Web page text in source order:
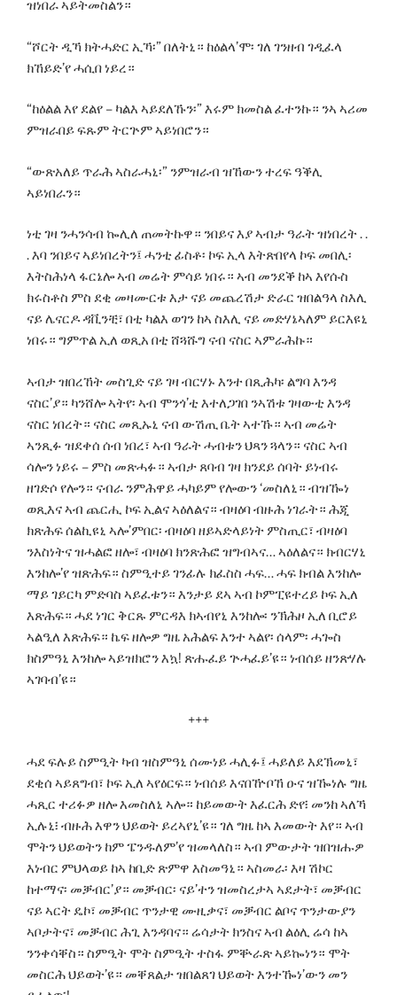
ዝነበራ ኣይትመስልን።
“ሾርት ዲኻ ክትሓድር ኢኻ፡” በለትኒ። ከዕልላ’ሞ፡ ገለ ገንዘብ ገዲፈላ
ክኸይድ’የ ሓሲበ ነይረ።
“ከዕልል እየ ደልየ – ካልእ ኣይደለኹን፡” እሩም ክመስል ፈተንኩ። ንኣ ኣሪመ
ምዝራበይ ፍጹም ትርጕም ኣይነበሮን።
“ውጽአለይ ጥራሕ ኣስራሓኒ፡” ንምዝራብ ዝኸውን ተረፍ ዓቕሊ
ኣይነበራን።
ነቲ ገዛ ንሓንሳብ ኰሊለ ጠመትኩዋ። ንበይና እያ ኣብታ ዓራት ዝነበረት . .
. እባ ንበይና ኣይነበረትን፤ ሓንቲ ፊስቶ፡ ኮፍ ኢላ እትጽበየላ ኮፍ መበሊ፡
እትስሕነላ ፋርኔሎ ኣብ መሬት ምሳይ ነበሩ። ኣብ መንደቕ ከኣ እየሱስ
ክሩስቶስ ምስ ደቂ መዛሙርቱ እታ ናይ መጨረሽታ ድራር ዝበልዓላ ስእሊ
ናይ ሌናርዶ ዳቪንቺ፣ በቲ ካልእ ወገን ከኣ ስእሊ ናይ መድሃኔኣለም ይርእዩኒ
ነበሩ። ግምጥል ኢለ ወጺአ በቲ ሸጓሹግ ናብ ናስር ኣምራሕኩ።
ኣብታ ዝበረኸት መስጊድ ናይ ገዛ ብርሃኑ እንተ በጺሕካ፡ ልግባ እንዳ
ናስር’ያ። ካንሸሎ ኣትየ፡ ኣብ ሞንጎ’ቲ እተለጋገበ ንኣሽቱ ገዛውቲ እንዳ
ናስር ነበረት። ናስር መጺኡኒ ናብ ውሽጢ ቤት ኣተኹ። ኣብ መሬት
ኣንጺፉ ዝደቀሰ ሰብ ነበረ፣ ኣብ ዓራት ሓብቱን ህጻን ጓላን። ናስር ኣብ
ሳሎን ነይሩ – ምስ መጽሓፉ። ኣብታ ጸባብ ገዛ ክንደይ ሰባት ይነብሩ
ዘገድሶ የሎን። ናብራ ንምሕዋይ ሓካይም የሎውን ‘መስለኒ። ብዝዀነ
ወጺእና ኣብ ጨርሒ ኮፍ ኢልና ኣዕለልና። ብዛዕባ ብዙሕ ነገራት። ሕጂ
ክጽሕፍ ሰልኪዩኒ ኣሎ’ምበር፡ ብዛዕባ ዘይኣድላይነት ምስጢር፣ ብዛዕባ
ንእስነትና ዝሓልፎ ዘሎ፣ ብዛዕባ ክንጽሕፎ ዝግብኣና… ኣዕለልና። ክብርሃኒ
እንከሎ’የ ዝጽሕፍ። ስምዒተይ ገንፊሉ ክፈስስ ሓፍ… ሓፍ ክብል እንከሎ
ማይ ገይርካ ምድባስ ኣይፈቱን። እንታይ ደኣ ኣብ ኮምፒዩተረይ ኮፍ ኢለ
እጽሕፍ። ሓደ ነገር ቅርጹ ምርዳእ ክኣብየኒ እንከሎ፡ ንኽሕዞ ኢለ ቢሮይ
ኣልዒለ እጽሕፍ። ኬፍ ዘሎዎ ግዜ አሕልፍ እንተ ኣልየ፡ ሰላም፡ ሓጐስ
ክስምዓኒ እንከሎ ኣይዝክሮን እኳ! ጽሑፈይ ጕሓፈይ’ዩ። ነብሰይ ዘንጽሃሉ
ኣገባብ’ዩ።
+++
ሓደ ፍሉይ ስምዒት ካብ ዝስምዓኒ ሰሙነይ ሓሊፉ፤ ሓይለይ እደኽመኒ፣
ደቂሰ ኣይጸግብ፣ ኮፍ ኢለ ኣየዕርፍ። ነብሰይ እናበዅቦኸ ዑና ዝዀነሉ ግዜ
ሓጺር ተሪፉዎ ዘሎ እመስለኒ ኣሎ። ከይመውት እፈርሕ ድየ፧ መንከ ኣለኻ
ኢሉኒ፧ ብዙሕ እዋን ህይወት ይረኣየኒ’ዩ። ገለ ግዜ ከኣ እመውት እየ። ኣብ
ሞትን ህይወትን ከም ፔንዱለም’የ ዝመላለስ። ኣብ ምውታት ዝበዝሑዎ
እነብር ምህላወይ ከኣ ከቢድ ጽምዋ እስመዓኒ። ኣስመራ፡ እዛ ሽኮር
ከተማና፡ መቓብር’ያ። መቓብር፡ ናይ’ተን ዝመስረታኣ ኣደታት፣ መቓብር
ናይ ኣርት ዴኮ፣ መቓብር ጥንታዊ ሙዚቃና፣ መቓብር ልቦና ጥንታውያን
ኣቦታትና፣ መቓብር ሕጊ እንዳባና። ሬሳታት ክንስና ኣብ ልዕሊ ሬሳ ከኣ
ንንቀሳቐስ። ስምዒት ሞት ስምዒት ተስፋ ምቝራጽ ኣይኰነን። ሞት
መስርሕ ህይወት’ዩ። መቐጸልታ ዝበልጸገ ህይወት እንተዀነ’ውን መን